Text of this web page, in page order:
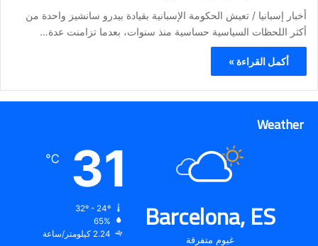
أخبار إسبانيا / تعيش الحكومة الإسبانية بقيادة بيدرو سانشيز واحدة من
أكثر اللحظات السياسية حساسية منذ سنوات، بعدما تزامنت عدة…
أكمل القراءة »
Weather
Barcelona, ES
غيوم متفرقة
31
℃
65%
2.24 كيلومتر/ساعة